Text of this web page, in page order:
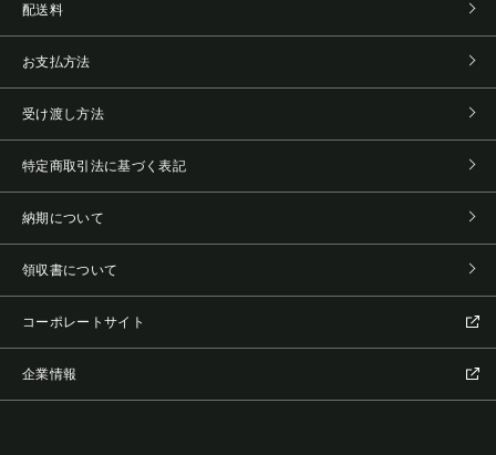
配送料
お支払方法
受け渡し方法
特定商取引法に基づく表記
納期について
領収書について
コーポレートサイト
企業情報